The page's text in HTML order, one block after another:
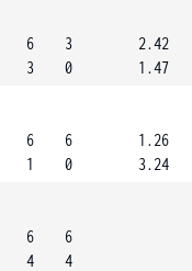
6
3
3
0
2.42
1.47
6
1
6
0
1.26
3.24
6
4
6
4